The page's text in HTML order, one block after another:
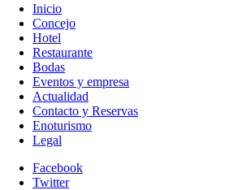
Inicio
Concejo
Hotel
Restaurante
Bodas
Eventos y empresa
Actualidad
Contacto y Reservas
Enoturismo
Legal
Facebook
Twitter